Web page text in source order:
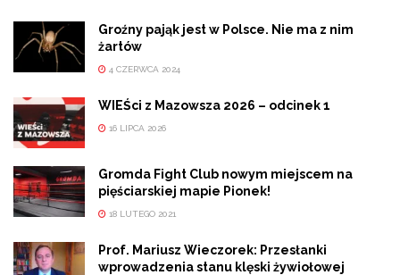
Groźny pająk jest w Polsce. Nie ma z nim
żartów
4 CZERWCA 2024
WIEŚci z Mazowsza 2026 – odcinek 1
16 LIPCA 2026
Gromda Fight Club nowym miejscem na
pięściarskiej mapie Pionek!
18 LUTEGO 2021
Prof. Mariusz Wieczorek: Przesłanki
wprowadzenia stanu klęski żywiołowej